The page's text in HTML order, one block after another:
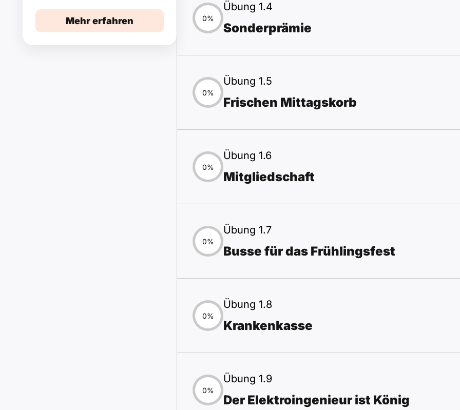
Mehr erfahren 0%
Übung 1.4
Sonderprämie
0%
Übung 1.5
Frischen Mittagskorb
0%
Übung 1.6
Mitgliedschaft
0%
Übung 1.7
Busse für das Frühlingsfest
0%
Übung 1.8
Krankenkasse
0%
Übung 1.9
Der Elektroingenieur ist König